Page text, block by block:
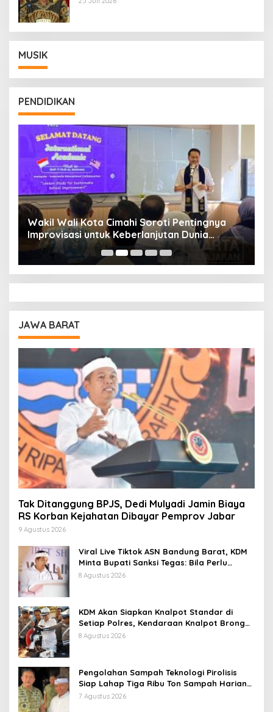
MUSIK
PENDIDIKAN
Wakil Wali Kota Cimahi Soroti Pentingnya
Improvisasi untuk Keberlanjutan Dunia
Pendidikan
JAWA BARAT
Tak Ditanggung BPJS, Dedi Mulyadi Jamin Biaya
RS Korban Kejahatan Dibayar Pemprov Jabar
9 Agustus 2026
Viral Live Tiktok ASN Bandung Barat, KDM
Minta Bupati Sanksi Tegas: Bila Perlu
Pemberhentian
8 Agustus 2026
KDM Akan Siapkan Knalpot Standar di
Setiap Polres, Kendaraan Knalpot Brong
Tertangkap Langsung Ganti
8 Agustus 2026
Pengolahan Sampah Teknologi Pirolisis
Siap Lahap Tiga Ribu Ton Sampah Harian
Jawa Barat
7 Agustus 2026